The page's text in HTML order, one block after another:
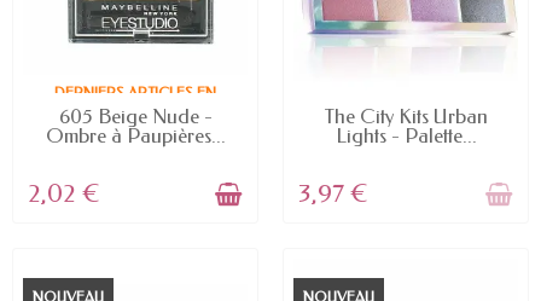
DERNIERS ARTICLES EN
STOCK
605 Beige Nude -
Ombre à Paupières...
2,02 €
RUPTURE DE STOCK
The City Kits Urban
Lights - Palette...
3,97 €
NOUVEAU NOUVEAU